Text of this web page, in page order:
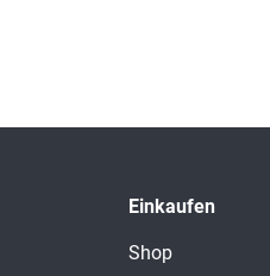
Einkaufen
Shop